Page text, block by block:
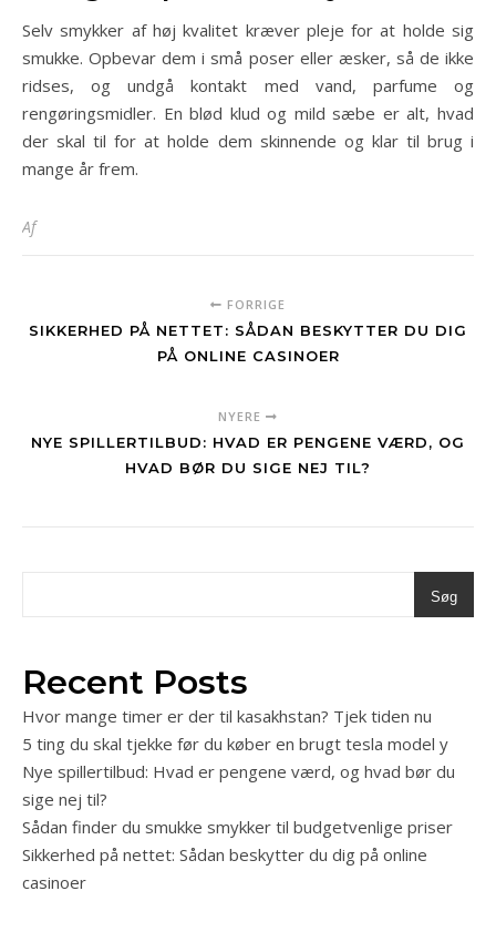
Selv smykker af høj kvalitet kræver pleje for at holde sig
smukke. Opbevar dem i små poser eller æsker, så de ikke
ridses, og undgå kontakt med vand, parfume og
rengøringsmidler. En blød klud og mild sæbe er alt, hvad
der skal til for at holde dem skinnende og klar til brug i
mange år frem.
Af
FORRIGE
SIKKERHED PÅ NETTET: SÅDAN BESKYTTER DU DIG
PÅ ONLINE CASINOER
NYERE
NYE SPILLERTILBUD: HVAD ER PENGENE VÆRD, OG
HVAD BØR DU SIGE NEJ TIL?
Søg
Recent Posts
Hvor mange timer er der til kasakhstan? Tjek tiden nu
5 ting du skal tjekke før du køber en brugt tesla model y
Nye spillertilbud: Hvad er pengene værd, og hvad bør du
sige nej til?
Sådan finder du smukke smykker til budgetvenlige priser
Sikkerhed på nettet: Sådan beskytter du dig på online
casinoer